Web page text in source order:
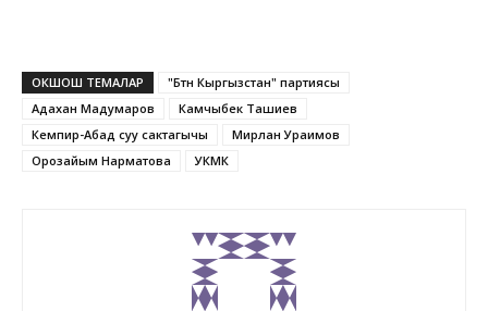
ОКШОШ ТЕМАЛАР
"Бүтүн Кыргызстан" партиясы
Адахан Мадумаров
Камчыбек Ташиев
Кемпир-Абад суу сактагычы
Мирлан Ураимов
Орозайым Нарматова
УКМК